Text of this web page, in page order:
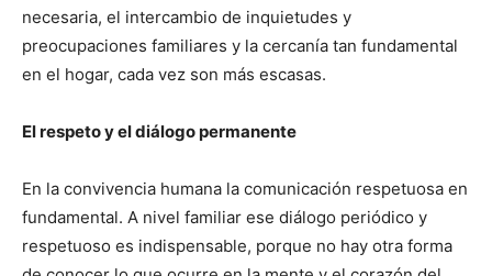
necesaria, el intercambio de inquietudes y
preocupaciones familiares y la cercanía tan fundamental
en el hogar, cada vez son más escasas.
El respeto y el diálogo permanente
En la convivencia humana la comunicación respetuosa en
fundamental. A nivel familiar ese diálogo periódico y
respetuoso es indispensable, porque no hay otra forma